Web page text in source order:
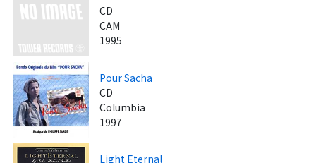
CD
CAM
1995
Pour Sacha
CD
Columbia
1997
Light Eternal